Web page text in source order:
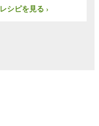
レシピを見る